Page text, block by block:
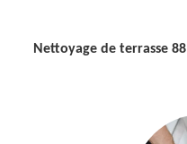
Nettoyage de terrasse 88